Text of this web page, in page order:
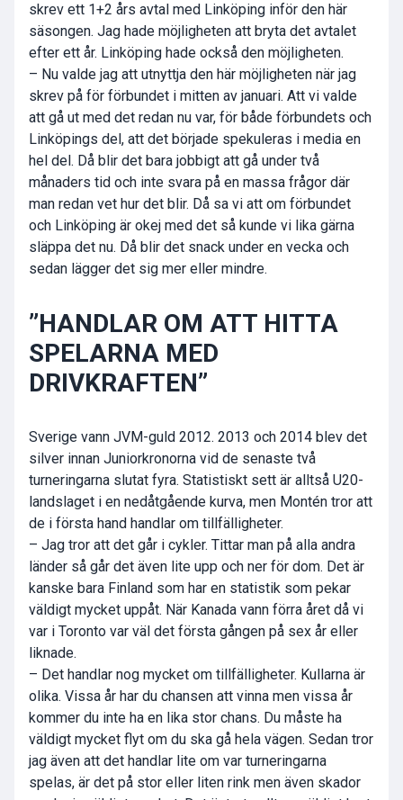
skrev ett 1+2 års avtal med Linköping inför den här
säsongen. Jag hade möjligheten att bryta det avtalet
efter ett år. Linköping hade också den möjligheten.
– Nu valde jag att utnyttja den här möjligheten när jag
skrev på för förbundet i mitten av januari. Att vi valde
att gå ut med det redan nu var, för både förbundets och
Linköpings del, att det började spekuleras i media en
hel del. Då blir det bara jobbigt att gå under två
månaders tid och inte svara på en massa frågor där
man redan vet hur det blir. Då sa vi att om förbundet
och Linköping är okej med det så kunde vi lika gärna
släppa det nu. Då blir det snack under en vecka och
sedan lägger det sig mer eller mindre.
”HANDLAR OM ATT HITTA
SPELARNA MED
DRIVKRAFTEN”
Sverige vann JVM-guld 2012. 2013 och 2014 blev det
silver innan Juniorkronorna vid de senaste två
turneringarna slutat fyra. Statistiskt sett är alltså U20-
landslaget i en nedåtgående kurva, men Montén tror att
de i första hand handlar om tillfälligheter.
– Jag tror att det går i cykler. Tittar man på alla andra
länder så går det även lite upp och ner för dom. Det är
kanske bara Finland som har en statistik som pekar
väldigt mycket uppåt. När Kanada vann förra året då vi
var i Toronto var väl det första gången på sex år eller
liknade.
– Det handlar nog mycket om tillfälligheter. Kullarna är
olika. Vissa år har du chansen att vinna men vissa år
kommer du inte ha en lika stor chans. Du måste ha
väldigt mycket flyt om du ska gå hela vägen. Sedan tror
jag även att det handlar lite om var turneringarna
spelas, är det på stor eller liten rink men även skador